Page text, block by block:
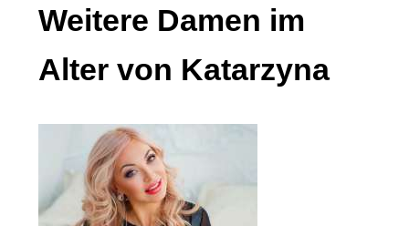
Weitere Damen im
Alter von Katarzyna